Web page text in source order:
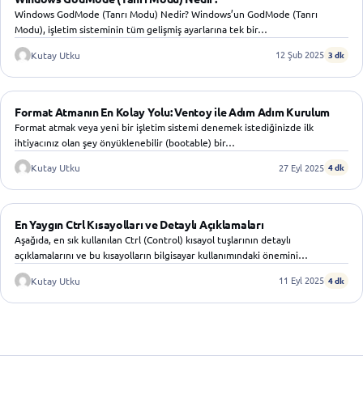
Windows GodMode (Tanrı Modu) Nedir? Windows’un GodMode (Tanrı
Modu), işletim sisteminin tüm gelişmiş ayarlarına tek bir…
Kutay Utku
12 Şub 2025 3 dk
WINDOWS
Format Atmanın En Kolay Yolu: Ventoy ile Adım Adım Kurulum
Format atmak veya yeni bir işletim sistemi denemek istediğinizde ilk
ihtiyacınız olan şey önyüklenebilir (bootable) bir…
Kutay Utku
27 Eyl 2025 4 dk
WINDOWS
En Yaygın Ctrl Kısayolları ve Detaylı Açıklamaları
Aşağıda, en sık kullanılan Ctrl (Control) kısayol tuşlarının detaylı
açıklamalarını ve bu kısayolların bilgisayar kullanımındaki önemini…
Kutay Utku
11 Eyl 2025 4 dk